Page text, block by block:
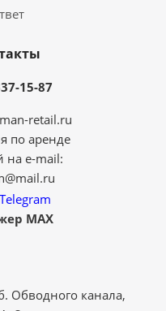
15-87
retail.ru
по аренде
на e-mail:
MAX
Обводного канала,